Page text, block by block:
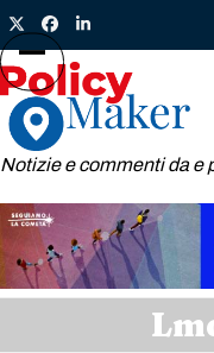
Skip
to
content
TwitterFacebook
LinkedIn
Notizie e commenti da e
Open
mobile
menu
Close
mobile
menu